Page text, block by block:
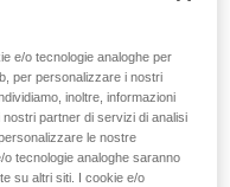
una discesa a
aggiuntivo
i guanti.
e/o tecnologie analoghe per
per personalizzare i nostri
inoltre, informazioni
nostri partner di servizi di analisi
le nostre
o tecnologie analoghe saranno
su altri siti. I cookie e/o